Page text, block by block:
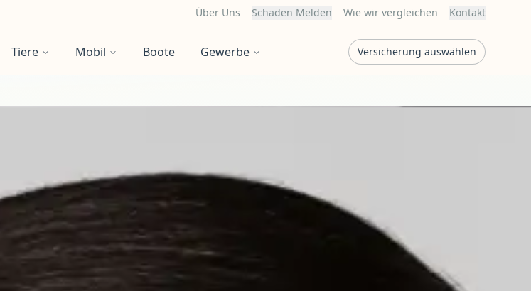
Über Uns Schaden Melden Wie wir vergleichen Kontakt
Tiere Mobil Boote Gewerbe Versicherung auswählen